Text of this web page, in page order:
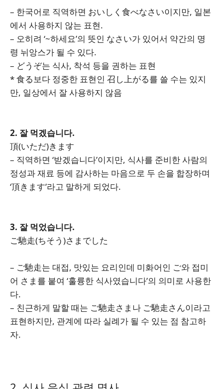
– 한국어로 직역하면 おいしく食べなさい이지만, 일본
에서 사용하지 않는 표현.
– 오히려 ‘~하세요’의 뜻인 なさい가 있어서 약간의 명
령 뉘앙스가 될 수 있다.
– どうぞ는 식사, 착석 등을 권하는 표현
* 食る보다 정중한 표현인 召し上がる를 쓸 수는 있지
만, 일상에서 잘 사용하지 않음
2. 잘 먹겠습니다.
頂(いただ)きます
– 직역하면 ‘받겠습니다’이지만, 식사를 준비한 사람의
정성과 재료 등에 감사하는 마음으로 두 손을 합장하며
‘頂きます’라고 말하게 되었다.
3. 잘 먹었습니다.
ご馳走(ちそう)さまでした
– ご馳走는 대접, 맛있는 요리인데 미화어인 ご와 접미
어 さま를 붙여 ‘훌륭한 식사였습니다’의 의미로 사용한
다.
– 친근하게 말할 때는 ご馳走さま나 ご馳走さん이라고
표현하지만, 관계에 따라 실례가 될 수 있는 점 참고하
자.